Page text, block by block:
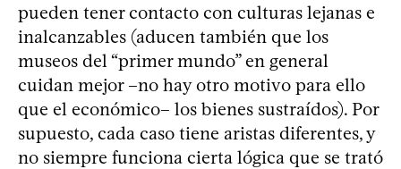
pueden tener contacto con culturas lejanas e
inalcanzables (aducen también que los
museos del “primer mundo” en general
cuidan mejor –no hay otro motivo para ello
que el económico– los bienes sustraídos). Por
supuesto, cada caso tiene aristas diferentes, y
no siempre funciona cierta lógica que se trató